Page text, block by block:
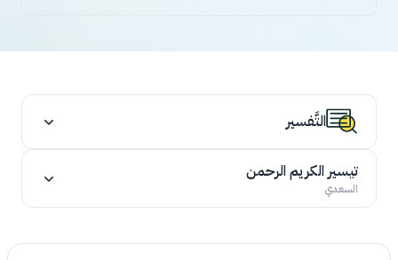
التَّفسير
تيسير الكريم الرحمن
السعدي